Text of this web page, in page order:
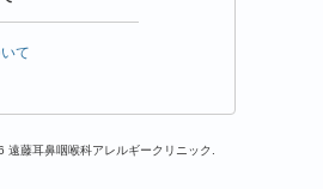
て
藤耳鼻咽喉科アレルギークリニック.